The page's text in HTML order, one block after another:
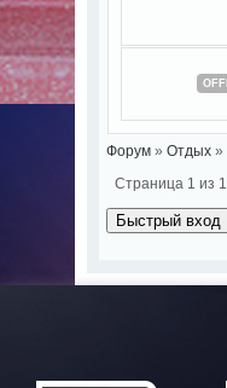
Форум » Отдых »
Страница 1 из 1